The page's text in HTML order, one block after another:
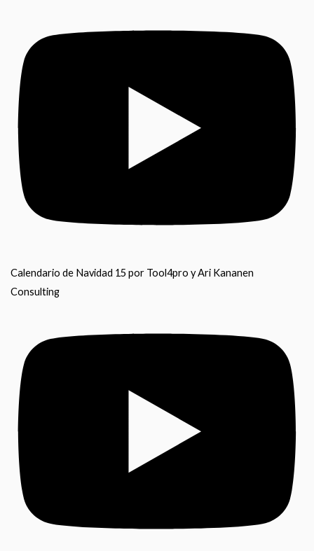
Calendario de Navidad 15 por Tool4pro y Ari Kananen
Consulting